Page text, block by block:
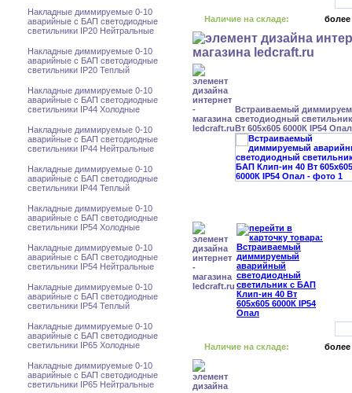
Накладные диммируемые 0-10
аварийные с БАП светодиодные
светильники IP20 Нейтральные
Накладные диммируемые 0-10
аварийные с БАП светодиодные
светильники IP20 Теплый
Накладные диммируемые 0-10
аварийные с БАП светодиодные
светильники IP44 Холодные
Накладные диммируемые 0-10
аварийные с БАП светодиодные
светильники IP44 Нейтральные
Накладные диммируемые 0-10
аварийные с БАП светодиодные
светильники IP44 Теплый
Накладные диммируемые 0-10
аварийные с БАП светодиодные
светильники IP54 Холодные
Накладные диммируемые 0-10
аварийные с БАП светодиодные
светильники IP54 Нейтральные
Накладные диммируемые 0-10
аварийные с БАП светодиодные
светильники IP54 Теплый
Накладные диммируемые 0-10
аварийные с БАП светодиодные
светильники IP65 Холодные
Накладные диммируемые 0-10
аварийные с БАП светодиодные
светильники IP65 Нейтральные
Наличие на складе: более
Встраиваемый
светодиодный
Вт 605x605 6000К IP54 Опал
Наличие на складе: более